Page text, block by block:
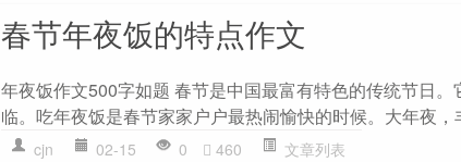
春节年夜饭的特点作文
年夜饭作文500字如题 春节是中国最富有特色的传统节日
临。吃年夜饭是春节家家户户最热闹愉快的时候。大年夜，
cjn 02-15 0 460 文章列表